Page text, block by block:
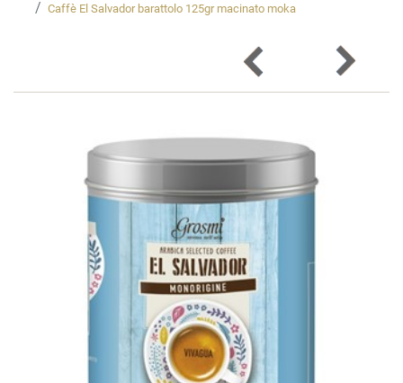
Caffè El Salvador barattolo 125gr macinato moka